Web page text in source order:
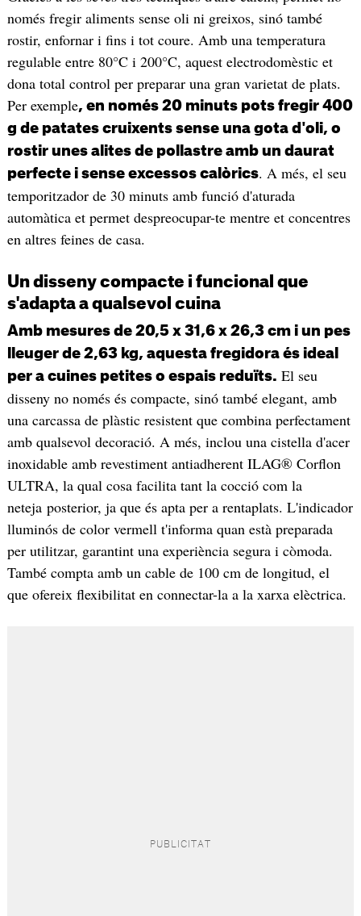
només fregir aliments sense oli ni greixos, sinó també
rostir, enfornar i fins i tot coure. Amb una temperatura
regulable entre 80°C i 200°C, aquest electrodomèstic et
dona total control per preparar una gran varietat de plats.
Per exemple, en només 20 minuts pots fregir 400
g de patates cruixents sense una gota d'oli, o
rostir unes alites de pollastre amb un daurat
perfecte i sense excessos calòrics. A més, el seu
temporitzador de 30 minuts amb funció d'aturada
automàtica et permet despreocupar-te mentre et concentres
en altres feines de casa.
Un disseny compacte i funcional que
s'adapta a qualsevol cuina
Amb mesures de 20,5 x 31,6 x 26,3 cm i un pes
lleuger de 2,63 kg, aquesta fregidora és ideal
per a cuines petites o espais reduïts. El seu
disseny no només és compacte, sinó també elegant, amb
una carcassa de plàstic resistent que combina perfectament
amb qualsevol decoració. A més, inclou una cistella d'acer
inoxidable amb revestiment antiadherent ILAG® Corflon
ULTRA, la qual cosa facilita tant la cocció com la
neteja posterior, ja que és apta per a rentaplats. L'indicador
lluminós de color vermell t'informa quan està preparada
per utilitzar, garantint una experiència segura i còmoda.
També compta amb un cable de 100 cm de longitud, el
que ofereix flexibilitat en connectar-la a la xarxa elèctrica.